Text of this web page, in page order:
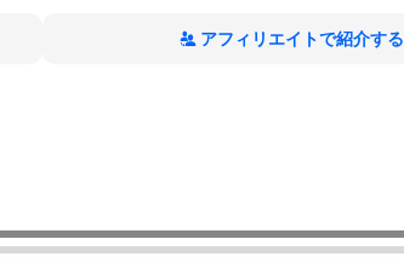
アフィリエイトで紹介する